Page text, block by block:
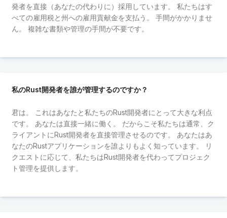
発者を直接（あなたの代わりに）採用しています。 私たちはす
べての雇用税と州への雇用貢献金を支払う。 手間がかかりませ
ん。 複雑な書類や管理の手間が不要です。
私のRust開発者を誰が管理するのですか？
君は。 これはあなたと私たちのRust開発者にとって大きな利点
です。 あなたは直接一緒に働く。 だからこそ私たちは通常、ク
ライアントにRust開発者を直接管理させるのです。 あなたはあ
なたのRustアプリケーションを誰よりもよく知っています。 リ
クエストに応じて、私たちはRust開発者を代わってプロジェク
ト管理を提供します。